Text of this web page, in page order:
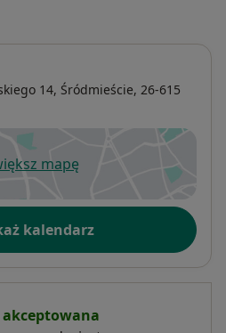
14, Śródmieście, 26-615
mapę
otwiera się w nowej karcie
kalendarz
akceptowana